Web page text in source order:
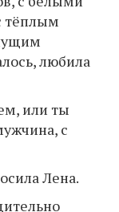
тёплым
любила
или ты
с
Лена.